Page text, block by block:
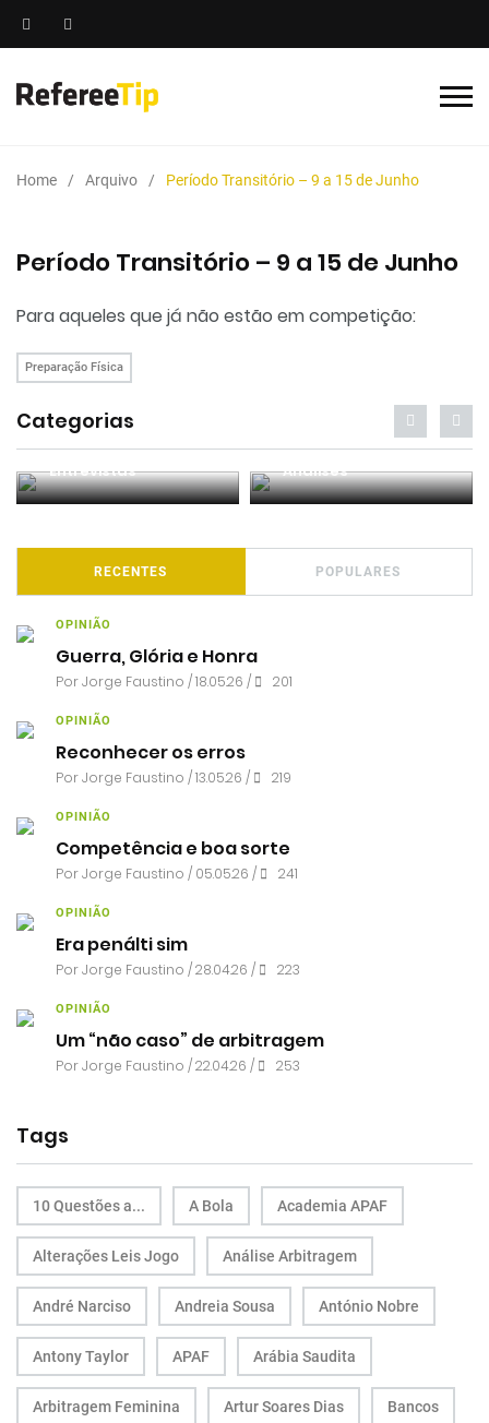
Home Arquivo Período Transitório – 9 a 15 de Junho
Período Transitório – 9 a 15 de Junho
Para aqueles que já não estão em competição:
Preparação Física
Categorias
Entrevistas Análises
RECENTES POPULARES
OPINIÃO
Guerra, Glória e Honra
PorJorge Faustino / 18.05.26 / 201
OPINIÃO
Reconhecer os erros
PorJorge Faustino / 13.05.26 / 219
OPINIÃO
Competência e boa sorte
PorJorge Faustino / 05.05.26 / 241
OPINIÃO
Era penálti sim
PorJorge Faustino / 28.04.26 / 223
OPINIÃO
Um “não caso” de arbitragem
PorJorge Faustino / 22.04.26 / 253
Tags
10 Questões a... A Bola Academia APAF
Alterações Leis Jogo Análise Arbitragem
André Narciso Andreia Sousa António Nobre
Antony Taylor APAF Arábia Saudita
Arbitragem Feminina Artur Soares Dias Bancos